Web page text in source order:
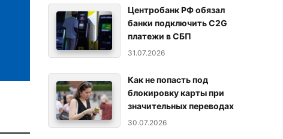
Центробанк РФ обязал
банки подключить C2G
платежи в СБП
31.07.2026
Как не попасть под
блокировку карты при
значительных переводах
30.07.2026